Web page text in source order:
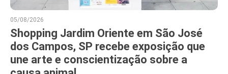
05/08/2026
Shopping Jardim Oriente em São José
dos Campos, SP recebe exposição que
une arte e conscientização sobre a